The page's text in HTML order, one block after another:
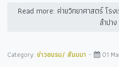
Read more: ค่ายวิทยาศาสตร์ โร
ลำปาง
Category: ข่าวอบรม/ สัมมนา 01